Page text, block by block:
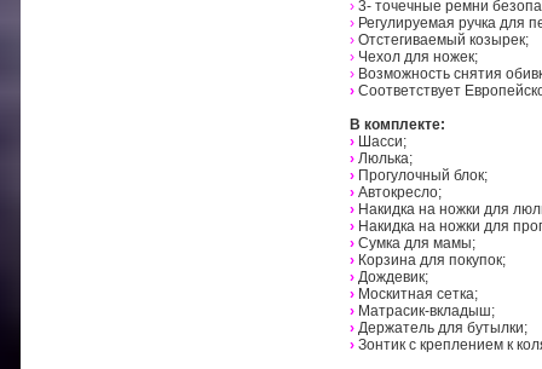
› 3- точечные ремни
› Регулируемая ручка для
› Отстегиваемый козырек;
› Чехол для ножек;
› Возможность снятия
› Соответствует
В комплекте:
› Шасси;
› Люлька;
› Прогулочный блок;
› Автокресло;
› Накидка на ножки для
› Накидка на ножки для
› Сумка для мамы;
› Корзина для покупок;
› Дождевик;
› Москитная сетка;
› Матрасик-вкладыш;
› Держатель для бутылки;
› Зонтик с креплением к